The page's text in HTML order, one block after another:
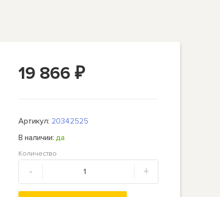
19 866₽
Артикул: 20342525
В наличии:да
Количество
- +